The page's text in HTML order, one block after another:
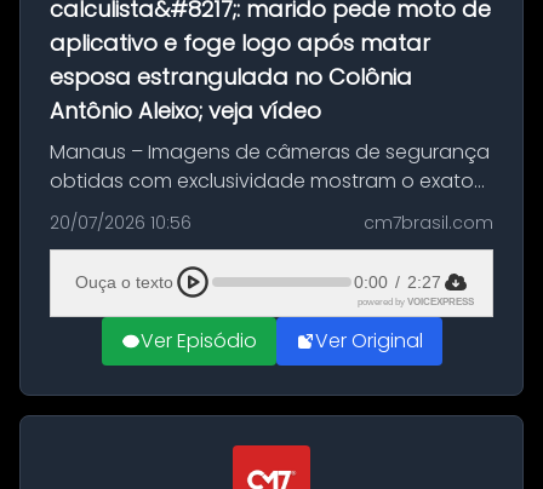
calculista&#8217;: marido pede moto de
aplicativo e foge logo após matar
esposa estrangulada no Colônia
Antônio Aleixo; veja vídeo
Manaus – Imagens de câmeras de segurança
obtidas com exclusividade mostram o exato
momento da fuga do principal suspeito da
morte de Larissa Araújo, de 28 anos. O crime
ocorreu na noite deste último d...
20/07/2026 10:56 cm7brasil.com
Ouça o texto 0:00 / 2:27
powered by VOICEXPRESS
Ver Episódio Ver Original